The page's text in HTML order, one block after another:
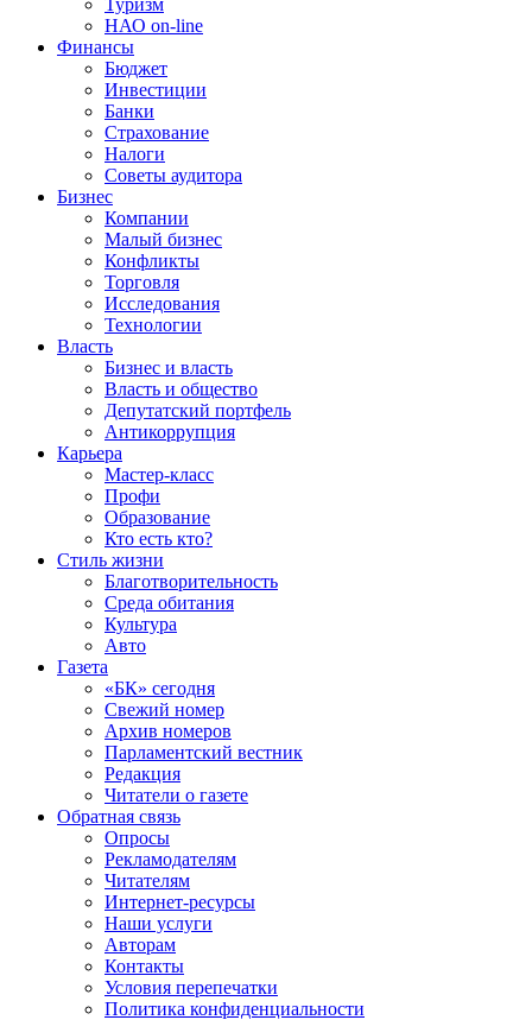
Туризм
НАО on-line
Финансы
Бюджет
Инвестиции
Банки
Страхование
Налоги
Советы аудитора
Бизнес
Компании
Малый бизнес
Конфликты
Торговля
Исследования
Технологии
Власть
Бизнес и власть
Власть и общество
Депутатский портфель
Антикоррупция
Карьера
Мастер-класс
Профи
Образование
Кто есть кто?
Стиль жизни
Благотворительность
Среда обитания
Культура
Авто
Газета
«БК» сегодня
Свежий номер
Архив номеров
Парламентский вестник
Редакция
Читатели о газете
Обратная связь
Опросы
Рекламодателям
Читателям
Интернет-ресурсы
Наши услуги
Авторам
Контакты
Условия перепечатки
Политика конфиденциальности